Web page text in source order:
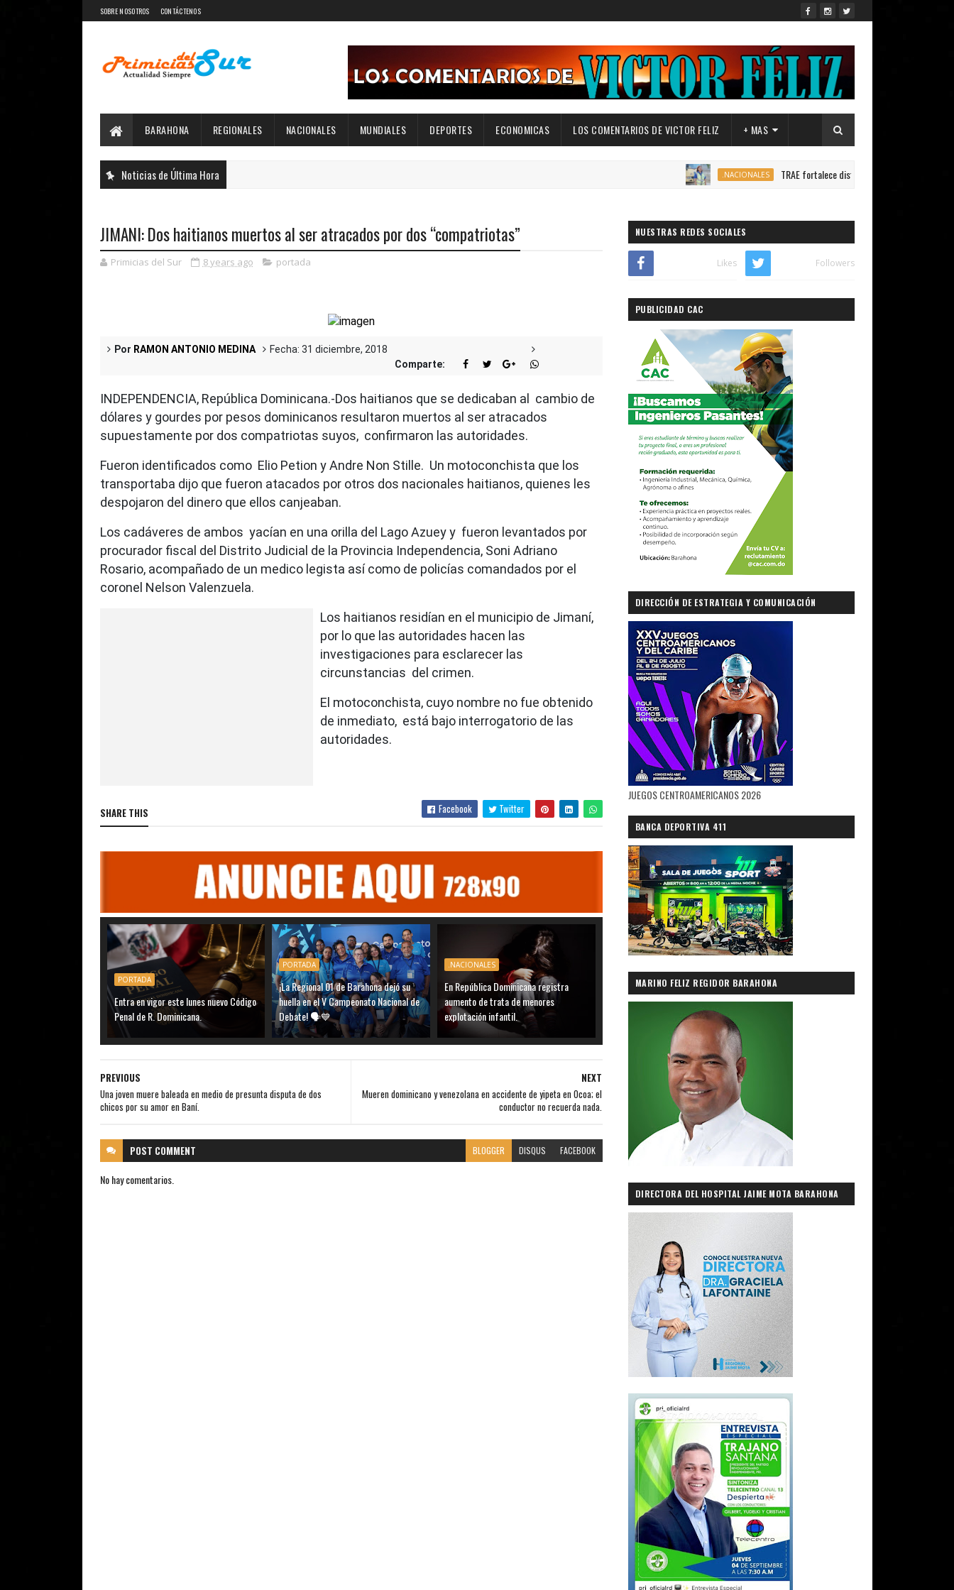
SOBRE NOSOTROS CONTÁCTENOS
BARAHONA REGIONALES NACIONALES MUNDIALES DEPORTES ECONOMICAS LOS COMENTARIOS DE VICTOR FELIZ + MAS
Noticias de Última Hora .NACIONALES TRAE fortalece distribución de autobuses en todo el
JIMANI: Dos haitianos muertos al ser atracados por dos “compatriotas”
Primicias del Sur 8 years ago portada
Por RAMON ANTONIO MEDINA
Fecha: 31 diciembre, 2018
Comparte:
INDEPENDENCIA, República Dominicana.-Dos haitianos que se dedicaban al cambio de
dólares y gourdes por pesos dominicanos resultaron muertos al ser atracados
supuestamente por dos compatriotas suyos, confirmaron las autoridades.
Fueron identificados como Elio Petion y Andre Non Stille. Un motoconchista que los
transportaba dijo que fueron atacados por otros dos nacionales haitianos, quienes les
despojaron del dinero que ellos canjeaban.
Los cadáveres de ambos yacían en una orilla del Lago Azuey y fueron levantados por
procurador fiscal del Distrito Judicial de la Provincia Independencia, Soni Adriano
Rosario, acompañado de un medico legista así como de policías comandados por el
coronel Nelson Valenzuela.
Los haitianos residían en el municipio de Jimaní,
por lo que las autoridades hacen las
investigaciones para esclarecer las
circunstancias del crimen.
El motoconchista, cuyo nombre no fue obtenido
de inmediato, está bajo interrogatorio de las
autoridades.
SHARE THIS Facebook Twitter
PORTADA
Entra en vigor este lunes nuevo Código
Penal de R. Dominicana.
PORTADA
¡La Regional 01 de Barahona dejó su
huella en el V Campeonato Nacional de
Debate! 🗣️💙
.NACIONALES
En República Dominicana registra
aumento de trata de menores
explotación infantil.
NEXT
Mueren dominicano y venezolana en accidente de yipeta en Ocoa; el
conductor no recuerda nada.
PREVIOUS
Una joven muere baleada en medio de presunta disputa de dos
chicos por su amor en Baní.
POST COMMENT BLOGGER DISQUS FACEBOOK
No hay comentarios.
NUESTRAS REDES SOCIALES
Likes Followers
PUBLICIDAD CAC
DIRECCIÓN DE ESTRATEGIA Y COMUNICACIÓN
GUBERNAMENTAL
JUEGOS CENTROAMERICANOS 2026
BANCA DEPORTIVA 411
MARINO FELIZ REGIDOR BARAHONA
DIRECTORA DEL HOSPITAL JAIME MOTA BARAHONA